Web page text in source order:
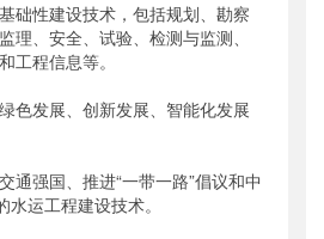
性建设技术，包括规划、勘察
理、安全、试验、检测与监测、
工程信息等。
发展、创新发展、智能化发展
强国、推进“一带一路”倡议和中
水运工程建设技术。